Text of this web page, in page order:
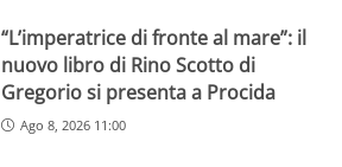
“L’imperatrice di fronte al mare”: il
nuovo libro di Rino Scotto di
Gregorio si presenta a Procida
Ago 8, 2026 11:00